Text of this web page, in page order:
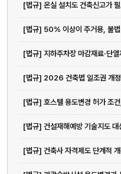
[법규] 50% 이상이 주거용, 불
[법규] 2026 건축법 일조권 개
[법규] 건설재해예방 기술지도 대
[법규] 건축사 자격제도 단계적